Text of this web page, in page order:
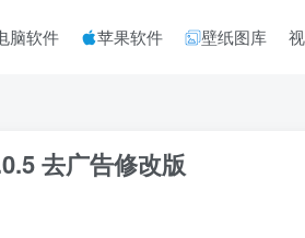
脑软件 苹果软件 壁纸图库
去广告修改版